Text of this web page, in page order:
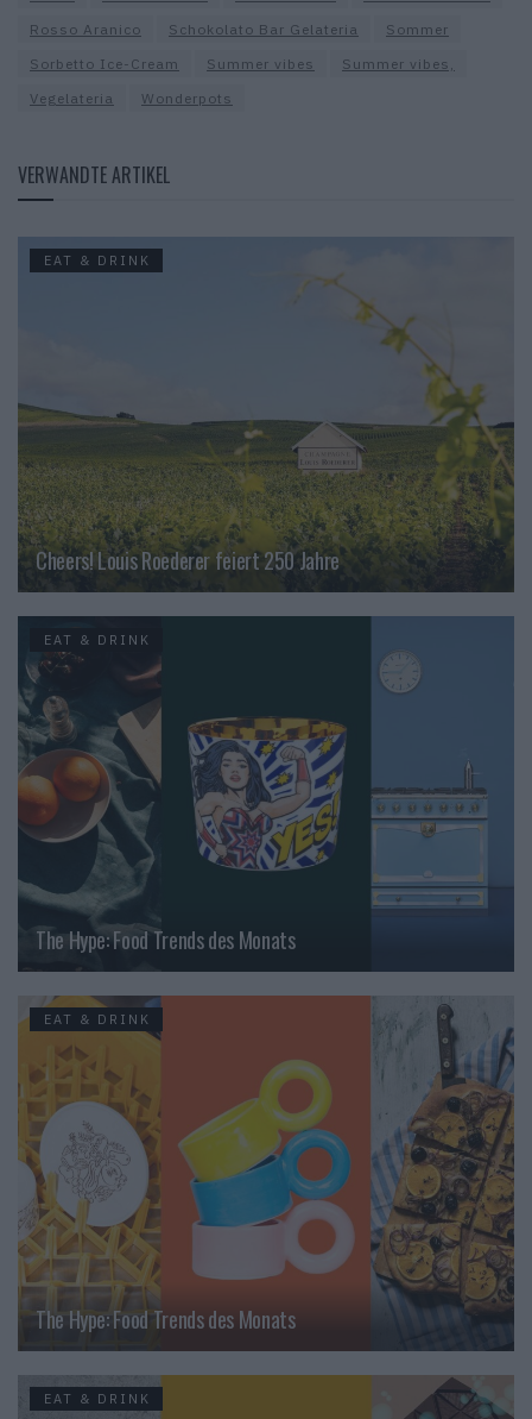
Rosso Aranico
Schokolato Bar Gelateria
Sommer
Sorbetto Ice-Cream
Summer vibes
Summer vibes,
Vegelateria
Wonderpots
VERWANDTE ARTIKEL
EAT & DRINK
Cheers! Louis Roederer feiert 250 Jahre
EAT & DRINK
The Hype: Food Trends des Monats
EAT & DRINK
The Hype: Food Trends des Monats
EAT & DRINK